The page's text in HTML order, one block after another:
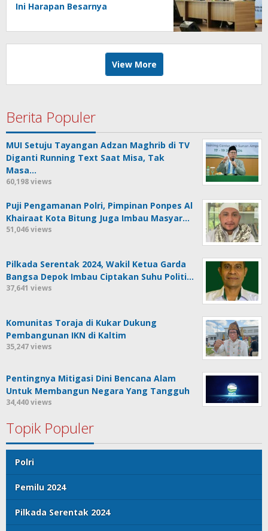
Ini Harapan Besarnya
View More
Berita Populer
MUI Setuju Tayangan Adzan Maghrib di TV
Diganti Running Text Saat Misa, Tak
Masa…
60,198 views
Puji Pengamanan Polri, Pimpinan Ponpes Al
Khairaat Kota Bitung Juga Imbau Masyar…
51,046 views
Pilkada Serentak 2024, Wakil Ketua Garda
Bangsa Depok Imbau Ciptakan Suhu Politi…
37,641 views
Komunitas Toraja di Kukar Dukung
Pembangunan IKN di Kaltim
35,247 views
Pentingnya Mitigasi Dini Bencana Alam
Untuk Membangun Negara Yang Tangguh
34,440 views
Topik Populer
Polri
Pemilu 2024
Pilkada Serentak 2024